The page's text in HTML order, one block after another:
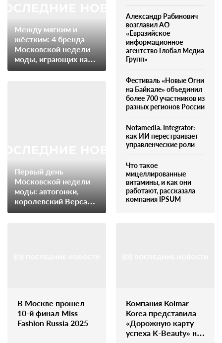
Между мягким и
жёстким: 4 бренда
Московской недели
моды, играющих на
контрасте материалов
Первый день
Московской недели
моды: автогонки,
королевский Версаль
В Москве прошел
10-й финал Miss
Fashion Russia 2025
Компания Kolmar
Korea представила
«Дорожную карту
успеха K-Beauty» на
Александр Рабинович
возглавил АО
«Евразийское
информационное
агентство Глобал Медиа
Групп»
Фестиваль «Новые Огни
на Байкале» объединил
более 700 участников из
разных регионов России
Notamedia. Integrator:
как ИИ перестраивает
управленческие роли
Что такое
мицеллированные
витамины, и как они
работают, рассказала
компания IPSUM